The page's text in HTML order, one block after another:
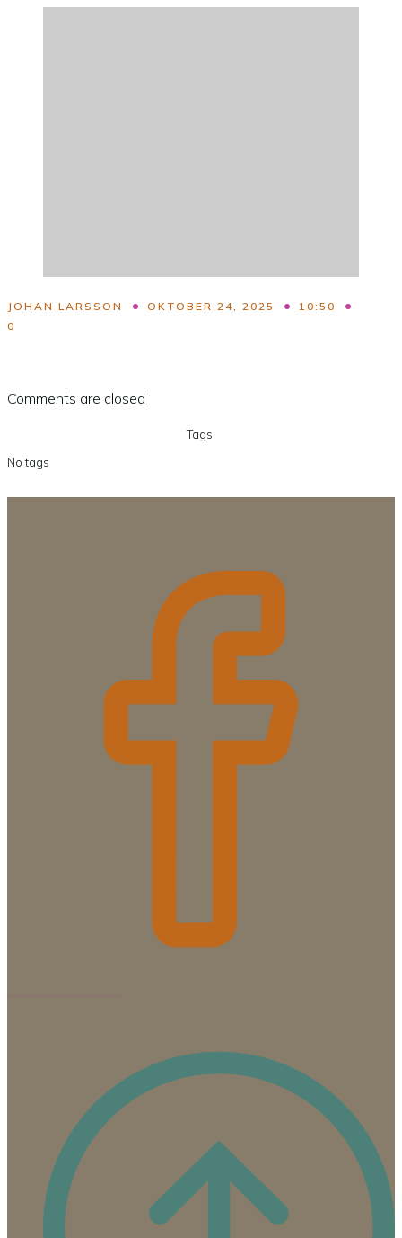
JOHAN LARSSON • OKTOBER 24, 2025 • 10:50 •
0
Comments are closed
Tags:
No tags